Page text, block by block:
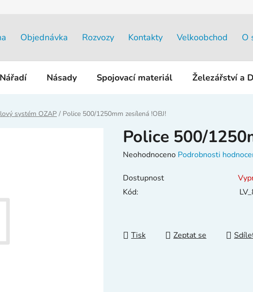
Objednávka Rozvozy Kontakty Velkoobchod O
Nářadí Násady Spojovací materiál Železářství a
systém OZAP / Police 500/1250mm zesílená !OBJ!
Police 500/
Průměrné
produktu
je
5
Neohodnoceno Podrobnosti
Dostupnost
Kód:
Tisk Zeptat se